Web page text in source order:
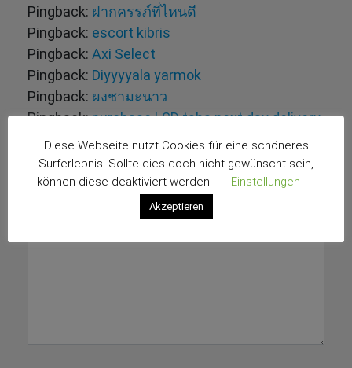
Pingback: ฝากครรภ์ที่ไหนดี
Pingback: escort kibris
Pingback: Axi Select
Pingback: Diyyyyala yarmok
Pingback: ผงชามะนาว
Pingback:purchase LSD tabs next day delivery,
Kommentar schreiben
Deine E-Mail-Adresse wird nicht veröffentlicht.
Erforderliche Felder sind mit*
Diese Webseite nutzt Cookies für eine schöneres
Surferlebnis. Sollte dies doch nicht gewünscht sein,
können diese deaktiviert werden.
Einstellungen
Akzeptieren